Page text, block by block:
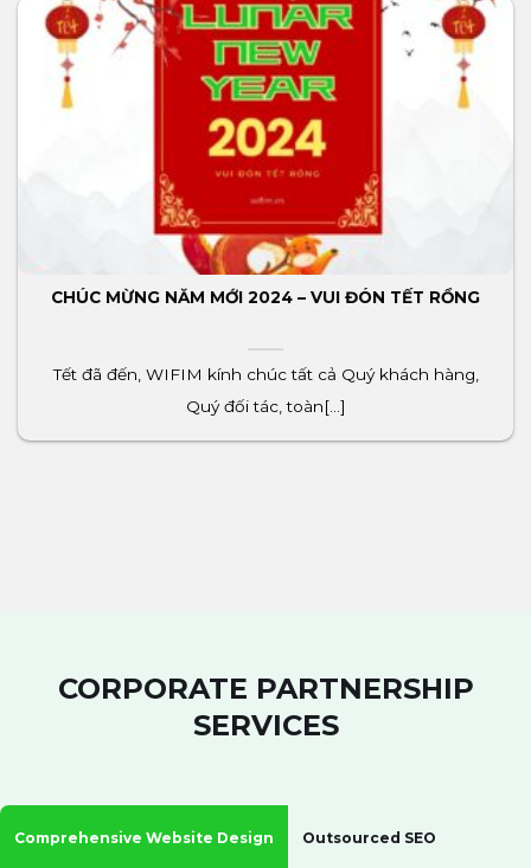
CHÚC MỪNG NĂM MỚI 2024 – VUI ĐÓN TẾT RỒNG
Tết đã đến, WIFIM kính chúc tất cả Quý khách hàng,
Quý đối tác, toàn[...]
CORPORATE PARTNERSHIP
SERVICES
Comprehensive Website Design Outsourced SEO